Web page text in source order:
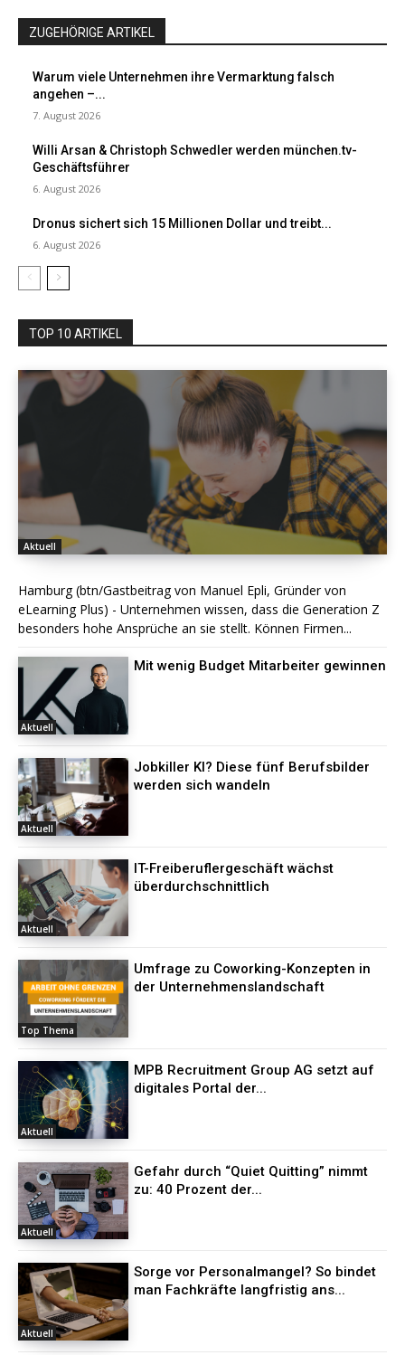
ZUGEHÖRIGE ARTIKEL
Warum viele Unternehmen ihre Vermarktung falsch
angehen –...
7. August 2026
Willi Arsan & Christoph Schwedler werden münchen.tv-
Geschäftsführer
6. August 2026
Dronus sichert sich 15 Millionen Dollar und treibt...
6. August 2026
TOP 10 ARTIKEL
Aktuell
Hamburg (btn/Gastbeitrag von Manuel Epli, Gründer von
eLearning Plus) - Unternehmen wissen, dass die Generation Z
besonders hohe Ansprüche an sie stellt. Können Firmen...
Aktuell
Mit wenig Budget Mitarbeiter gewinnen
Aktuell
Jobkiller KI? Diese fünf Berufsbilder
werden sich wandeln
Aktuell
IT-Freiberuflergeschäft wächst
überdurchschnittlich
Top Thema
Umfrage zu Coworking-Konzepten in
der Unternehmenslandschaft
Aktuell
MPB Recruitment Group AG setzt auf
digitales Portal der...
Aktuell
Gefahr durch “Quiet Quitting” nimmt
zu: 40 Prozent der...
Aktuell
Sorge vor Personalmangel? So bindet
man Fachkräfte langfristig ans...